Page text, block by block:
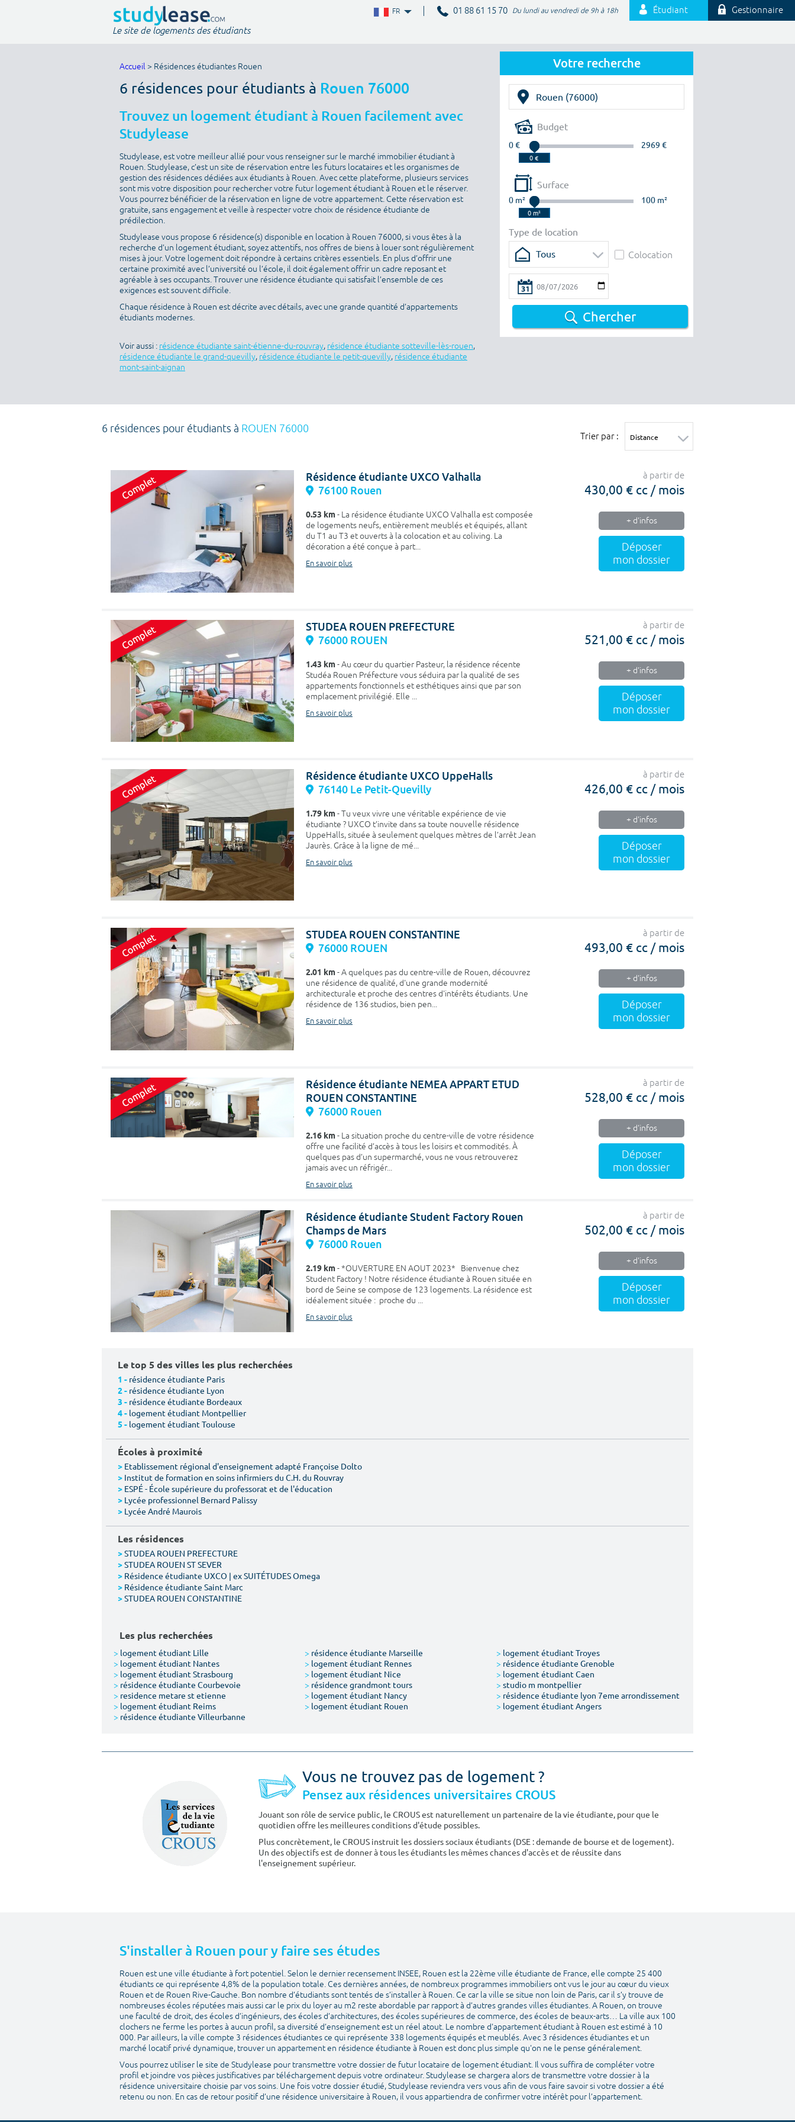
FR 01 88 61 15 70 Du lundi au vendredi de 9h à 18h Étudiant Gestionnaire
Le site de logements des étudiants
Votre recherche
Budget
0 € 2969 €
Surface
0 m² 100 m²
Type de location
Tous
Colocation
Chercher
Accueil > Résidences étudiantes Rouen
6 résidences pour étudiants à Rouen 76000
Trouvez un logement étudiant à Rouen facilement avec
Studylease
Studylease, est votre meilleur allié pour vous renseigner sur le marché immobilier étudiant à
Rouen. Studylease, c’est un site de réservation entre les futurs locataires et les organismes de
gestion des résidences dédiées aux étudiants à Rouen. Avec cette plateforme, plusieurs services
sont mis votre disposition pour rechercher votre futur logement étudiant à Rouen et le réserver.
Vous pourrez bénéficier de la réservation en ligne de votre appartement. Cette réservation est
gratuite, sans engagement et veille à respecter votre choix de résidence étudiante de
prédilection.
Studylease vous propose 6 résidence(s) disponible en location à Rouen 76000, si vous êtes à la
recherche d’un logement étudiant, soyez attentifs, nos offres de biens à louer sont régulièrement
mises à jour. Votre logement doit répondre à certains critères essentiels. En plus d’offrir une
certaine proximité avec l’université ou l’école, il doit également offrir un cadre reposant et
agréable à ses occupants. Trouver une résidence étudiante qui satisfait l’ensemble de ces
exigences est souvent difficile.
Chaque résidence à Rouen est décrite avec détails, avec une grande quantité d’appartements
étudiants modernes.
Voir aussi : résidence étudiante saint-étienne-du-rouvray, résidence étudiante sotteville-lès-rouen,
résidence étudiante le grand-quevilly, résidence étudiante le petit-quevilly, résidence étudiante
mont-saint-aignan
6 résidences pour étudiants à ROUEN 76000
Trier par :
Résidence étudiante UXCO Valhalla
76100 Rouen
0.53 km- La résidence étudiante UXCO Valhalla est composée
de logements neufs, entièrement meublés et équipés, allant
du T1 au T3 et ouverts à la colocation et au coliving. La
décoration a été conçue à part...
En savoir plus
à partir de
430,00 € cc / mois
+ d'infos
Déposer
mon dossier
STUDEA ROUEN PREFECTURE
76000 ROUEN
1.43 km- Au cœur du quartier Pasteur, la résidence récente
Studéa Rouen Préfecture vous séduira par la qualité de ses
appartements fonctionnels et esthétiques ainsi que par son
emplacement privilégié. Elle ...
En savoir plus
à partir de
521,00 € cc / mois
+ d'infos
Déposer
mon dossier
Résidence étudiante UXCO UppeHalls
76140 Le Petit-Quevilly
1.79 km- Tu veux vivre une véritable expérience de vie
étudiante ? UXCO t’invite dans sa toute nouvelle résidence
UppeHalls, située à seulement quelques mètres de l’arrêt Jean
Jaurès. Grâce à la ligne de mé...
En savoir plus
à partir de
426,00 € cc / mois
+ d'infos
Déposer
mon dossier
STUDEA ROUEN CONSTANTINE
76000 ROUEN
2.01 km- A quelques pas du centre-ville de Rouen, découvrez
une résidence de qualité, d'une grande modernité
architecturale et proche des centres d'intérêts étudiants. Une
résidence de 136 studios, bien pen...
En savoir plus
à partir de
493,00 € cc / mois
+ d'infos
Déposer
mon dossier
Résidence étudiante NEMEA APPART ETUD
ROUEN CONSTANTINE
76000 Rouen
2.16 km- La situation proche du centre-ville de votre résidence
offre une facilité d’accès à tous les loisirs et commodités. À
quelques pas d’un supermarché, vous ne vous retrouverez
jamais avec un réfrigér...
En savoir plus
à partir de
528,00 € cc / mois
+ d'infos
Déposer
mon dossier
Résidence étudiante Student Factory Rouen
Champs de Mars
76000 Rouen
2.19 km- *OUVERTURE EN AOUT 2023* Bienvenue chez
Student Factory ! Notre résidence étudiante à Rouen située en
bord de Seine se compose de 123 logements. La résidence est
idéalement située : proche du ...
En savoir plus
à partir de
502,00 € cc / mois
+ d'infos
Déposer
mon dossier
Le top 5 des villes les plus recherchées
1 - résidence étudiante Paris
2 - résidence étudiante Lyon
3 - résidence étudiante Bordeaux
4 - logement étudiant Montpellier
5 - logement étudiant Toulouse
Écoles à proximité
> Etablissement régional d'enseignement adapté Françoise Dolto
> Institut de formation en soins infirmiers du C.H. du Rouvray
> ESPÉ - École supérieure du professorat et de l'éducation
> Lycée professionnel Bernard Palissy
> Lycée André Maurois
Les résidences
>STUDEA ROUEN PREFECTURE
>STUDEA ROUEN ST SEVER
> Résidence étudiante UXCO | ex SUITÉTUDES Omega
> Résidence étudiante Saint Marc
>STUDEA ROUEN CONSTANTINE
Les plus recherchées
> logement étudiant Lille > résidence étudiante Marseille > logement étudiant Troyes
> logement étudiant Nantes > logement étudiant Rennes > résidence étudiante Grenoble
> logement étudiant Strasbourg > logement étudiant Nice > logement étudiant Caen
> résidence étudiante Courbevoie > résidence grandmont tours > studio m montpellier
> residence metare st etienne > logement étudiant Nancy > résidence étudiante lyon 7eme arrondissement
> logement étudiant Reims > logement étudiant Rouen > logement étudiant Angers
> résidence étudiante Villeurbanne
Vous ne trouvez pas de logement ?
Pensez aux résidences universitaires CROUS
Jouant son rôle de service public, le CROUS est naturellement un partenaire de la vie étudiante, pour que le
quotidien offre les meilleures conditions d'étude possibles.
Plus concrètement, le CROUS instruit les dossiers sociaux étudiants (DSE : demande de bourse et de logement).
Un des objectifs est de donner à tous les étudiants les mêmes chances d'accès et de réussite dans
l'enseignement supérieur.
S'installer à Rouen pour y faire ses études
Rouen est une ville étudiante à fort potentiel. Selon le dernier recensement INSEE, Rouen est la 22ème ville étudiante de France, elle compte 25 400
étudiants ce qui représente 4,8% de la population totale. Ces dernières années, de nombreux programmes immobiliers ont vus le jour au cœur du vieux
Rouen et de Rouen Rive-Gauche. Bon nombre d’étudiants sont tentés de s’installer à Rouen. Ce car la ville se situe non loin de Paris, car il s’y trouve de
nombreuses écoles réputées mais aussi car le prix du loyer au m2 reste abordable par rapport à d’autres grandes villes étudiantes. A Rouen, on trouve
une faculté de droit, des écoles d’ingénieurs, des écoles d’architectures, des écoles supérieures de commerce, des écoles de beaux-arts… La ville aux 100
clochers ne ferme les portes à aucun profil, sa diversité d’enseignement est un réel atout. Le nombre d'appartement étudiant à Rouen est estimé à 10
000. Par ailleurs, la ville compte 3 résidences étudiantes ce qui représente 338 logements équipés et meublés. Avec 3 résidences étudiantes et un
marché locatif privé dynamique, trouver un appartement en résidence étudiante à Rouen est donc plus simple qu'on ne le pense généralement.
Vous pourrez utiliser le site de Studylease pour transmettre votre dossier de futur locataire de logement étudiant. Il vous suffira de compléter votre
profil et joindre vos pièces justificatives par téléchargement depuis votre ordinateur. Studylease se chargera alors de transmettre votre dossier à la
résidence universitaire choisie par vos soins. Une fois votre dossier étudié, Studylease reviendra vers vous afin de vous faire savoir si votre dossier a été
retenu ou non. En cas de retour positif d’une résidence universitaire à Rouen, il vous appartiendra de confirmer votre intérêt pour l’appartement.